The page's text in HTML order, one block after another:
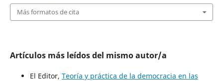
Más formatos de cita
Artículos más leídos del mismo autor/a
El Editor, Teoría y práctica de la democracia en las